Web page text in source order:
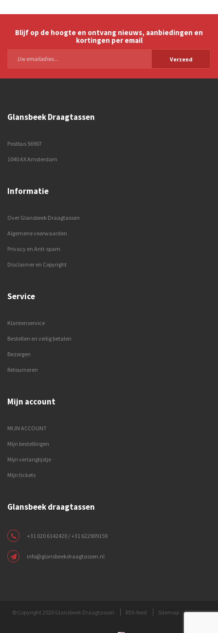
Blijf op de hoogte en ontvang nieuws, aanbiedingen en
kortingen per email
Verzend
Glansbeek Draagtassen
Postbus 56907
1040 AX Amsterdam
Informatie
Over Glansbeek Draagtassen
Algemene voorwaarden
Privacy en Anti-spam
Disclaimer en Copyright
Service
Klantenservice
Bestellen en veilig betalen
Bezorgen
Retourneren
Mijn account
MIJN ACCOUNT
Mijn bestellingen
Mijn verlanglijstje
Mijn tickets
Glansbeek draagtassen
+31 020 6142420 / +31 622909159
info@glansbeekdraagtassen.nl
© Copyright 2026 Glansbeek Draagtassen RSS-feed Sitemap